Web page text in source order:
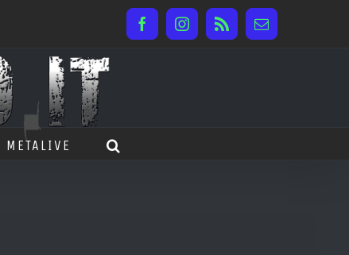
FacebookInstagram
Rss Email
METALIVE